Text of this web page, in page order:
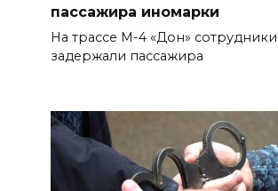
Ночью дежурными
ПВО перехвачены и
08 августа 2026 09:19
Более 30 БПЛА сбили
пассажира иномарки
На трассе М-4 «Дон»
задержали пассажира